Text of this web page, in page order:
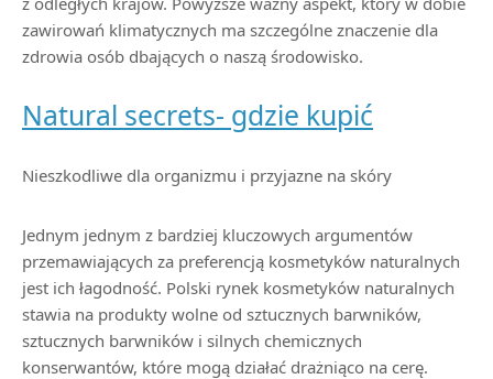
zawirowań klimatycznych ma szczególne znaczenie dla
zdrowia osób dbających o naszą środowisko.
Natural secrets- gdzie kupić
Nieszkodliwe dla organizmu i przyjazne na skóry
Jednym jednym z bardziej kluczowych argumentów
przemawiających za preferencją kosmetyków naturalnych
jest ich łagodność. Polski rynek kosmetyków naturalnych
stawia na produkty wolne od sztucznych barwników,
sztucznych barwników i silnych chemicznych
konserwantów, które mogą działać drażniąco na cerę.